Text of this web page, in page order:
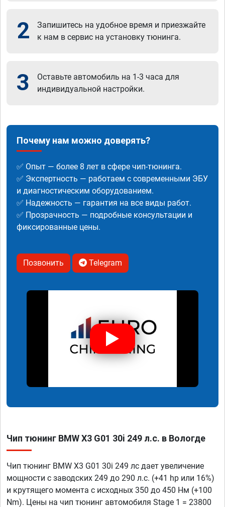
2
Запишитесь на удобное время и приезжайте
к нам в сервис на установку тюнинга.
3
Оставьте автомобиль на 1-3 часа для
индивидуальной настройки.
Почему нам можно доверять?
✅ Опыт — более 8 лет в сфере чип-тюнинга.
✅ Экспертность — работаем с современными ЭБУ
и диагностическим оборудованием.
✅ Надежность — гарантия на все виды работ.
✅ Прозрачность — подробные консультации и
фиксированные цены.
Позвонить Telegram
Чип тюнинг BMW X3 G01 30i 249 л.с. в Вологде
Чип тюнинг BMW X3 G01 30i 249 лс дает увеличение
мощности с заводских 249 до 290 л.с. (+41 hp или 16%)
и крутящего момента с исходных 350 до 450 Нм (+100
Nm). Цены на чип тюнинг автомобиля Stage 1 = 23800